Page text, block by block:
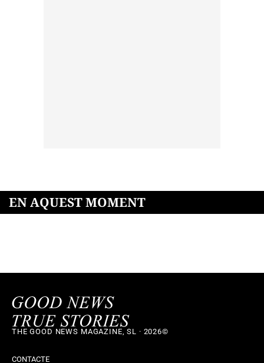
EN AQUEST MOMENT
THE GOOD NEWS MAGAZINE, SL · 2026©
CONTACTE